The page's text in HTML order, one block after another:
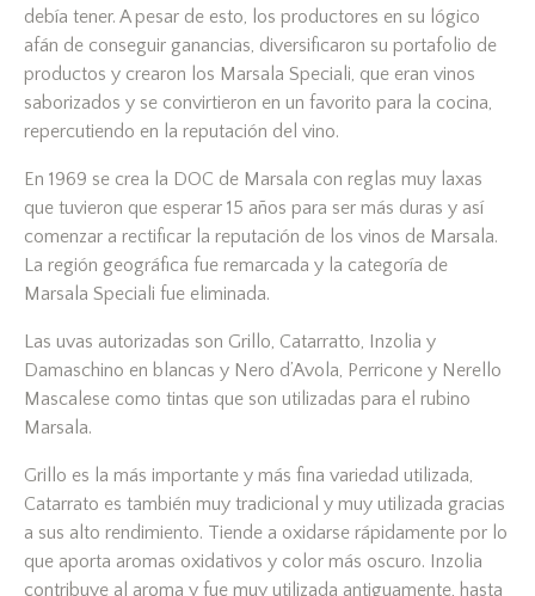
debía tener. A pesar de esto, los productores en su lógico
afán de conseguir ganancias, diversificaron su portafolio de
productos y crearon los Marsala Speciali, que eran vinos
saborizados y se convirtieron en un favorito para la cocina,
repercutiendo en la reputación del vino.
En 1969 se crea la DOC de Marsala con reglas muy laxas
que tuvieron que esperar 15 años para ser más duras y así
comenzar a rectificar la reputación de los vinos de Marsala.
La región geográfica fue remarcada y la categoría de
Marsala Speciali fue eliminada.
Las uvas autorizadas son Grillo, Catarratto, Inzolia y
Damaschino en blancas y Nero d’Avola, Perricone y Nerello
Mascalese como tintas que son utilizadas para el rubino
Marsala.
Grillo es la más importante y más fina variedad utilizada,
Catarrato es también muy tradicional y muy utilizada gracias
a sus alto rendimiento. Tiende a oxidarse rápidamente por lo
que aporta aromas oxidativos y color más oscuro. Inzolia
contribuye al aroma y fue muy utilizada antiguamente, hasta